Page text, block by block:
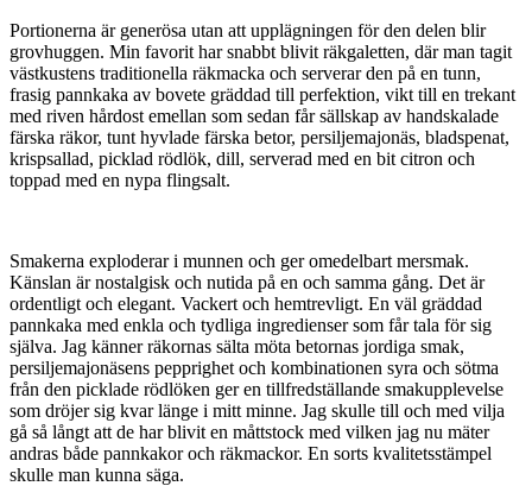
Portionerna är generösa utan att upplägningen för den delen blir
grovhuggen. Min favorit har snabbt blivit räkgaletten, där man tagit
västkustens traditionella räkmacka och serverar den på en tunn,
frasig pannkaka av bovete gräddad till perfektion, vikt till en trekant
med riven hårdost emellan som sedan får sällskap av handskalade
färska räkor, tunt hyvlade färska betor, persiljemajonäs, bladspenat,
krispsallad, picklad rödlök, dill, serverad med en bit citron och
toppad med en nypa flingsalt.
Smakerna exploderar i munnen och ger omedelbart mersmak.
Känslan är nostalgisk och nutida på en och samma gång. Det är
ordentligt och elegant. Vackert och hemtrevligt. En väl gräddad
pannkaka med enkla och tydliga ingredienser som får tala för sig
själva. Jag känner räkornas sälta möta betornas jordiga smak,
persiljemajonäsens pepprighet och kombinationen syra och sötma
från den picklade rödlöken ger en tillfredställande smakupplevelse
som dröjer sig kvar länge i mitt minne. Jag skulle till och med vilja
gå så långt att de har blivit en måttstock med vilken jag nu mäter
andras både pannkakor och räkmackor. En sorts kvalitetsstämpel
skulle man kunna säga.